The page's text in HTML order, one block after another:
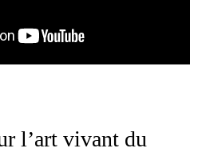
l’art vivant du